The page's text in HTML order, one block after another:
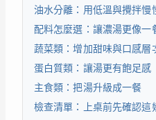
油水分離：用低溫與攪拌慢
配料怎麼選：讓濃湯更像一
蔬菜類：增加甜味與口感層
蛋白質類：讓湯更有飽足感
主食類：把湯升級成一餐
檢查清單：上桌前先確認這